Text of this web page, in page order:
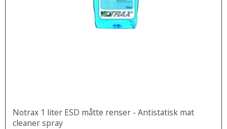
Notrax 1 liter ESD måtte renser - Antistatisk mat
cleaner spray